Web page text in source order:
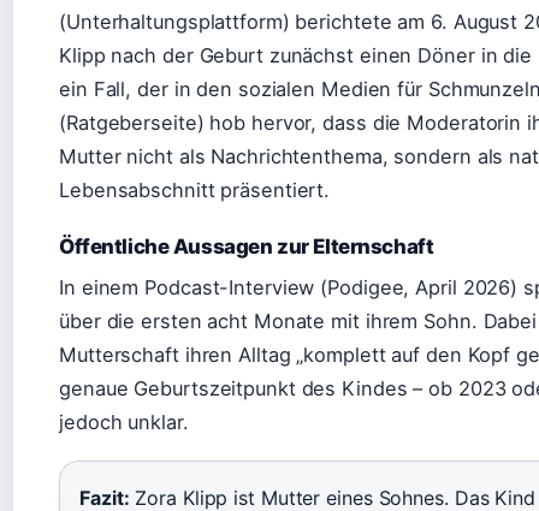
(Unterhaltungsplattform) berichtete am 6. August
Klipp nach der Geburt zunächst einen Döner in
ein Fall, der in den sozialen Medien für
(Ratgeberseite) hob hervor, dass die Moderatorin
Mutter nicht als Nachrichtenthema, sondern als
Lebensabschnitt präsentiert.
Öffentliche Aussagen zur Elternschaft
In einem Podcast-Interview (Podigee, April 2026)
über die ersten acht Monate mit ihrem Sohn.
Mutterschaft ihren Alltag „komplett auf den Kopf
genaue Geburtszeitpunkt des Kindes – ob 2023
jedoch unklar.
Fazit: Zora Klipp ist Mutter eines Sohnes. Das